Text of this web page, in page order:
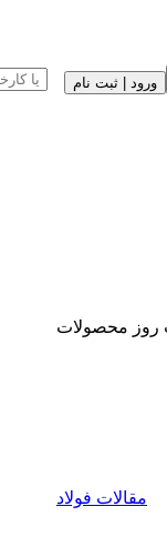
ورود | ثبت نام
روز محصولات
مقالات فولاد